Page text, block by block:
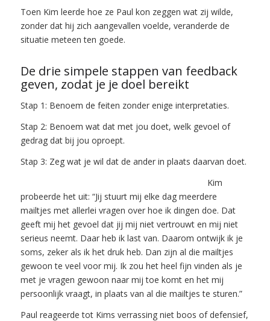
Toen Kim leerde hoe ze Paul kon zeggen wat zij wilde,
zonder dat hij zich aangevallen voelde, veranderde de
situatie meteen ten goede.
De drie simpele stappen van feedback
geven, zodat je je doel bereikt
Stap 1: Benoem de feiten zonder enige interpretaties.
Stap 2: Benoem wat dat met jou doet, welk gevoel of
gedrag dat bij jou oproept.
Stap 3: Zeg wat je wil dat de ander in plaats daarvan doet.
Kim
probeerde het uit: “Jij stuurt mij elke dag meerdere
mailtjes met allerlei vragen over hoe ik dingen doe. Dat
geeft mij het gevoel dat jij mij niet vertrouwt en mij niet
serieus neemt. Daar heb ik last van. Daarom ontwijk ik je
soms, zeker als ik het druk heb. Dan zijn al die mailtjes
gewoon te veel voor mij. Ik zou het heel fijn vinden als je
met je vragen gewoon naar mij toe komt en het mij
persoonlijk vraagt, in plaats van al die mailtjes te sturen.”
Paul reageerde tot Kims verrassing niet boos of defensief,